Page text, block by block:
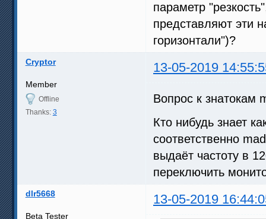
параметр
представляют эти
горизонтали")?
Cryptor 13-05-2019
Member
Offline
Thanks: 3
Вопрос к знатокам
Кто нибудь знает
соответственно
выдаёт частоту в
переключить
dlr5668 13-05-2019
Beta Tester